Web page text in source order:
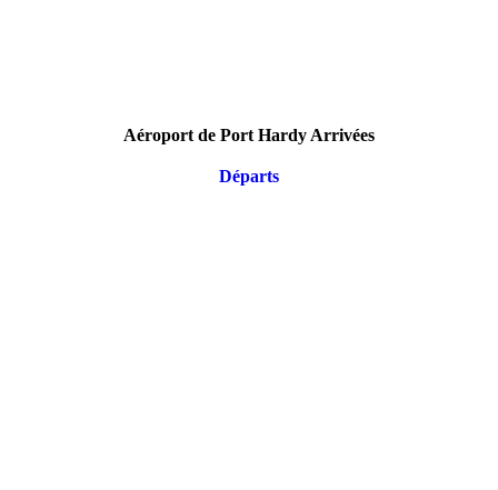
Aéroport de Port Hardy Arrivées
Départs